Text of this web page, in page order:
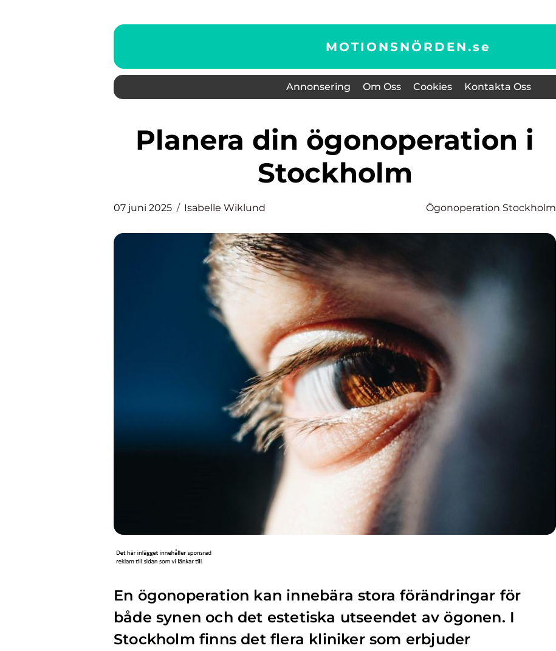
MOTIONSNÖRDEN.se
Annonsering Om Oss Cookies Kontakta Oss
Planera din ögonoperation i
Stockholm
07 juni 2025 Isabelle Wiklund Ögonoperation Stockholm
En ögonoperation kan innebära stora förändringar för
både synen och det estetiska utseendet av ögonen. I
Stockholm finns det flera kliniker som erbjuder